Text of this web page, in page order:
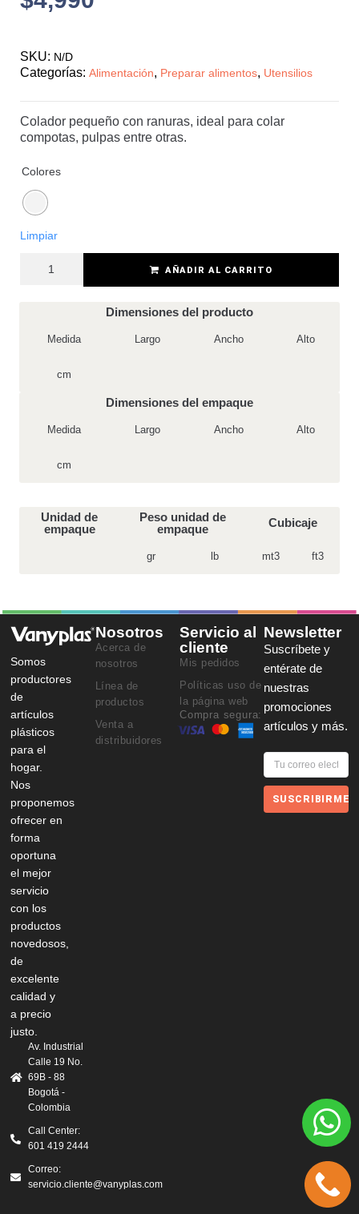
SKU: N/D
Categorías: Alimentación, Preparar alimentos, Utensilios
Colador pequeño con ranuras, ideal para colar
compotas, pulpas entre otras.
Colores
Limpiar
AÑADIR AL CARRITO
Dimensiones del producto
Medida Largo Ancho Alto
cm
Dimensiones del empaque
Medida Largo Ancho Alto
cm
Unidad de
empaque
Peso unidad de
empaque
Cubicaje
gr lb mt3 ft3
Somos
productores
de
artículos
plásticos
para el
hogar.
Nos
proponemos
ofrecer en
forma
oportuna
el mejor
servicio
con los
productos
novedosos,
de
excelente
calidad y
a precio
justo.
Av. Industrial
Calle 19 No.
69B - 88
Bogotá -
Colombia
Call Center:
601 419 2444
Correo:
servicio.cliente@vanyplas.com
Nosotros
Acerca de
nosotros
Línea de
productos
Venta a
distribuidores
Servicio al
cliente
Mis pedidos
Políticas uso de
la página web
Compra segura:
Newsletter
Suscríbete y
entérate de
nuestras
promociones
artículos y más.
SUSCRIBIRME